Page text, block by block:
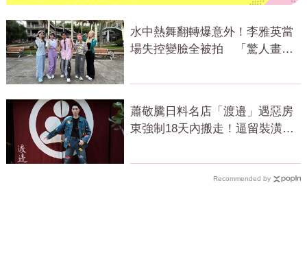
水中熱舞翻轉爆意外！李雅英當
場失控變臉全被拍 「驚人畫
蕭敬騰日料名店「渡邉」遇惡房
東強制18天內搬走！逼留裝潢：
Recommended by